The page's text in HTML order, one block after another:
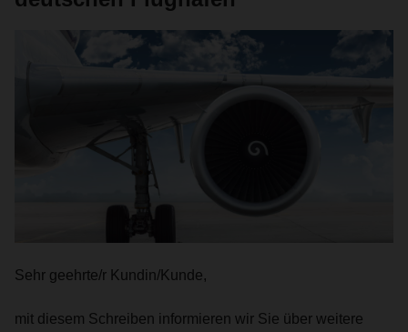
Sehr geehrte/r Kundin/Kunde,
mit diesem Schreiben informieren wir Sie über weitere